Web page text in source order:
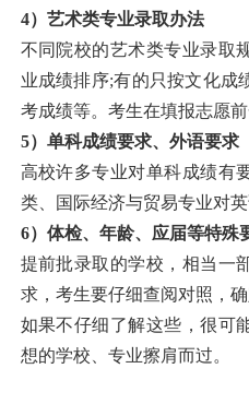
4）艺术类专业录取办法
不同院校的艺术类专业录取
业成绩排序;有的只按文化成
考成绩等。考生在填报志愿
5）单科成绩要求、外语要求
高校许多专业对单科成绩有
类、国际经济与贸易专业对英
6）体检、年龄、应届等特殊
提前批录取的学校，相当一
求，考生要仔细查阅对照，确
如果不仔细了解这些，很可
想的学校、专业擦肩而过。